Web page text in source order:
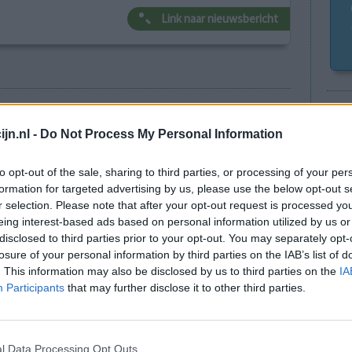
- Do Not Process My Personal Information
opt-out of the sale, sharing to third parties, or processing of your
for targeted advertising by us, please use the below opt-out
selection. Please note that after your opt-out request is processed
interest-based ads based on personal information utilized by us
to third parties prior to your opt-out. You may separately
of your personal information by third parties on the IAB’s list of
This information may also be disclosed by us to third parties on the
Participants that may further disclose it to other third parties.
Data Processing Opt Outs
Link naar nieuwsbericht
Anticonceptie - overig
Depressie - antidepressiva SSRI
Depressie - antidepressiva SSRI
Cholesterol
Verslavingsziekten
Depressie - antidepressiva overig